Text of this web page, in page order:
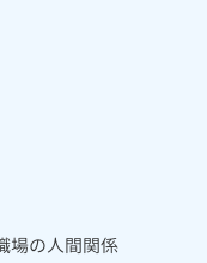
場の人間関係